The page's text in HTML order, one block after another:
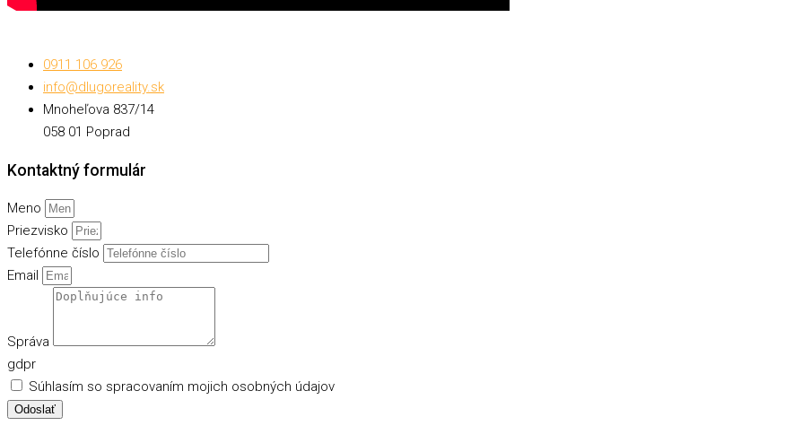
0911 106 926
info@dlugoreality.sk
Mnoheľova 837/14
058 01 Poprad
Kontaktný formulár
Meno
Priezvisko
Telefónne číslo
Email
Správa
gdpr
Súhlasím so spracovaním mojich osobných údajov
Odoslať